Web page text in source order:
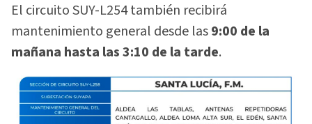
El circuito SUY-L254 también recibirá
mantenimiento general desde las9:00 de la
mañana hasta las 3:10 de la tarde.